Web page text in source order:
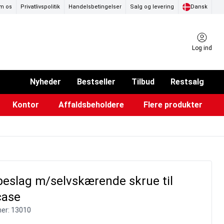
os Privatlivspolitik Handelsbetingelser Salg og levering Dansk
Log ind
Nyheder Bestseller Tilbud Restsalg
Kontor Affaldsbeholdere Flere produkter
m/selvskærende skrue til
13010